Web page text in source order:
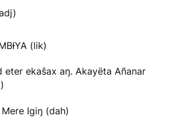
(lik)
eter ekaŝax aŋ. Akayëta Añanar
Igiŋ (dah)